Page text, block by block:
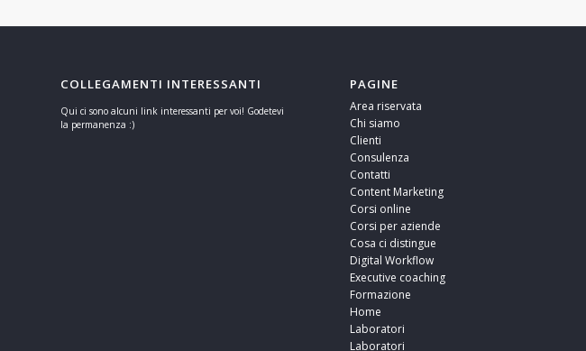
COLLEGAMENTI INTERESSANTI
Qui ci sono alcuni link interessanti per voi! Godetevi
la permanenza :)
PAGINE
Area riservata
Chi siamo
Clienti
Consulenza
Contatti
Content Marketing
Corsi online
Corsi per aziende
Cosa ci distingue
Digital Workflow
Executive coaching
Formazione
Home
Laboratori
Laboratori